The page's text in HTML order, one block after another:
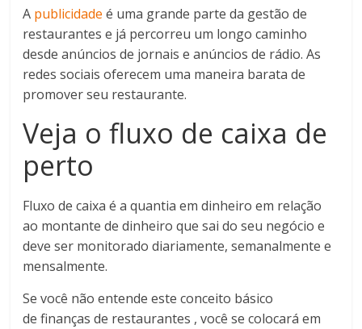
A publicidade é uma grande parte da gestão de
restaurantes e já percorreu um longo caminho
desde anúncios de jornais e anúncios de rádio. As
redes sociais oferecem uma maneira barata de
promover seu restaurante.
Veja o fluxo de caixa de
perto
Fluxo de caixa é a quantia em dinheiro em relação
ao montante de dinheiro que sai do seu negócio e
deve ser monitorado diariamente, semanalmente e
mensalmente.
Se você não entende este conceito básico
de finanças de restaurantes , você se colocará em